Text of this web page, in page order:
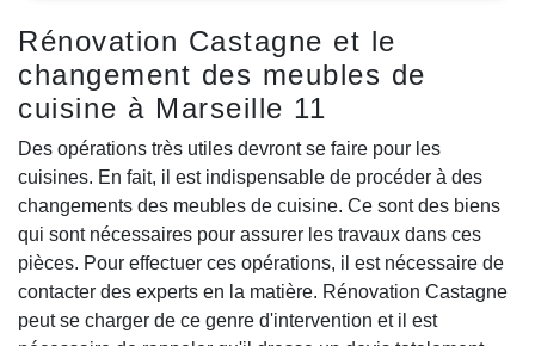
Rénovation Castagne et le
changement des meubles de
cuisine à Marseille 11
Des opérations très utiles devront se faire pour les
cuisines. En fait, il est indispensable de procéder à des
changements des meubles de cuisine. Ce sont des biens
qui sont nécessaires pour assurer les travaux dans ces
pièces. Pour effectuer ces opérations, il est nécessaire de
contacter des experts en la matière. Rénovation Castagne
peut se charger de ce genre d'intervention et il est